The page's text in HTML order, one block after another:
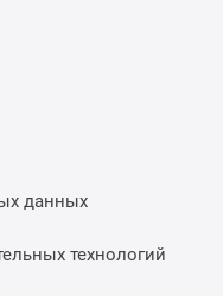
данных
технологий